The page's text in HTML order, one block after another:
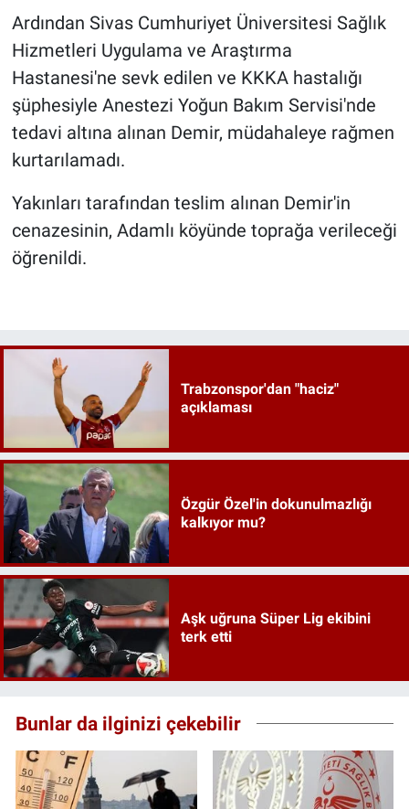
Ardından Sivas Cumhuriyet Üniversitesi Sağlık
Hizmetleri Uygulama ve Araştırma
Hastanesi'ne sevk edilen ve KKKA hastalığı
şüphesiyle Anestezi Yoğun Bakım Servisi'nde
tedavi altına alınan Demir, müdahaleye rağmen
kurtarılamadı.
Yakınları tarafından teslim alınan Demir'in
cenazesinin, Adamlı köyünde toprağa verileceği
öğrenildi.
Trabzonspor'dan "haciz"
açıklaması
Özgür Özel'in dokunulmazlığı
kalkıyor mu?
Aşk uğruna Süper Lig ekibini
terk etti
Bunlar da ilginizi çekebilir